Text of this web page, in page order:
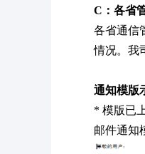
C：各省
各省通信
情况。我
通知模版
* 模版已
邮件通知